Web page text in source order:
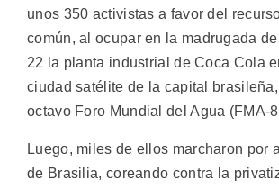
unos 350 activistas a favor del
común, al ocupar en la madrugada
22 la planta industrial de Coca Cola
ciudad satélite de la capital
octavo Foro Mundial del Agua (FMA-
Luego, miles de ellos marcharon por
de Brasilia, coreando contra la